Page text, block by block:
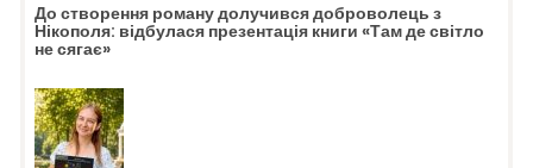
До створення роману долучився доброволець з
Нікополя: відбулася презентація книги «Там де світло
не сягає»